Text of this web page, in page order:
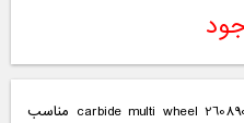
صفحه برش مولتی بوش مدل carbide multi wheel 2608901193 مناسب